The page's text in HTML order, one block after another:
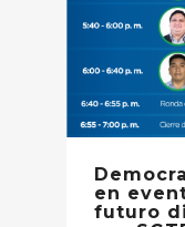
en
futuro